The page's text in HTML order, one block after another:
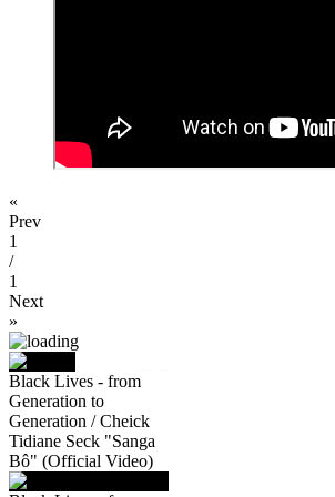
«
Prev
1
/
1
Next
»
Black Lives - from
Generation to
Generation / Cheick
Tidiane Seck "Sanga
Bô" (Official Video)